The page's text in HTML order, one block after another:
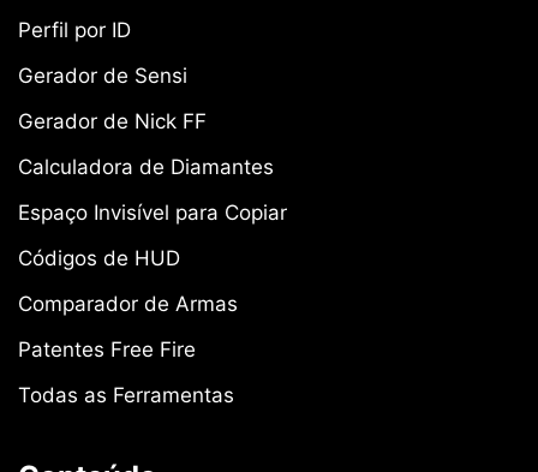
Perfil por ID
Gerador de Sensi
Gerador de Nick FF
Calculadora de Diamantes
Espaço Invisível para Copiar
Códigos de HUD
Comparador de Armas
Patentes Free Fire
Todas as Ferramentas